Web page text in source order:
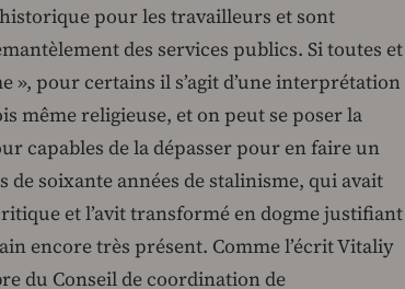
pour les travailleurs et sont
des services publics. Si toutes et
», pour certains il s’agit d’une interprétation
même religieuse, et on peut se poser la
capables de la dépasser pour en faire un
de soixante années de stalinisme, qui avait
et l’avit transformé en dogme justifiant
encore très présent. Comme l’écrit Vitaliy
du Conseil de coordination de